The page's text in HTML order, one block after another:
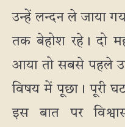
उन्हें लन्दन ले जाया
तक बेहोश रहे। दो
आया तो सबसे पहले
विषय में पूछा। पूरी
इस बात पर